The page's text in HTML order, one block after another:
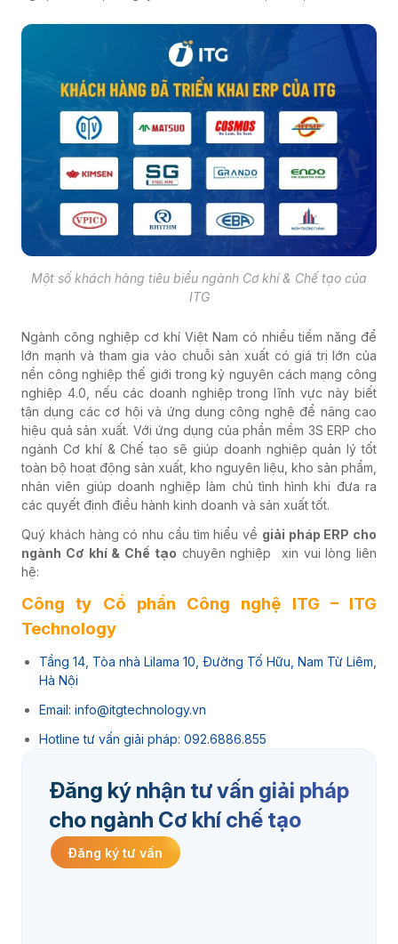
Một số khách hàng tiêu biểu ngành Cơ khí & Chế tạo của
ITG
Ngành công nghiệp cơ khí Việt Nam có nhiều tiềm năng để
lớn mạnh và tham gia vào chuỗi sản xuất có giá trị lớn của
nền công nghiệp thế giới trong kỷ nguyên cách mạng công
nghiệp 4.0, nếu các doanh nghiệp trong lĩnh vực này biết
tận dụng các cơ hội và ứng dụng công nghệ để nâng cao
hiệu quả sản xuất. Với ứng dụng của phần mềm 3S ERP cho
ngành Cơ khí & Chế tạo sẽ giúp doanh nghiệp quản lý tốt
toàn bộ hoạt động sản xuất, kho nguyên liệu, kho sản phẩm,
nhân viên giúp doanh nghiệp làm chủ tình hình khi đưa ra
các quyết định điều hành kinh doanh và sản xuất tốt.
Quý khách hàng có nhu cầu tìm hiểu về giải pháp ERP cho
ngành Cơ khí & Chế tạo chuyên nghiệp xin vui lòng liên
hệ:
Công ty Cổ phần Công nghệ ITG – ITG
Technology
Tầng 14, Tòa nhà Lilama 10, Đường Tố Hữu, Nam Từ Liêm,
Hà Nội
Email: info@itgtechnology.vn
Hotline tư vấn giải pháp: 092.6886.855
Đăng ký nhận tư vấn giải pháp
cho ngành Cơ khí chế tạo
Đăng ký tư vấn